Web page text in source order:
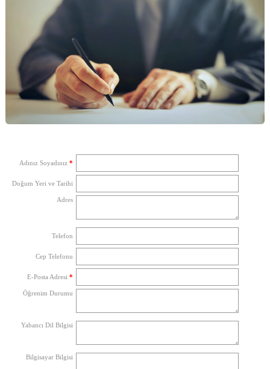
Adınız Soyadınız *
Doğum Yeri ve Tarihi
Adres
Telefon
Cep Telefonu
E-Posta Adresi *
Öğrenim Durumu
Yabancı Dil Bilgisi
Bilgisayar Bilgisi